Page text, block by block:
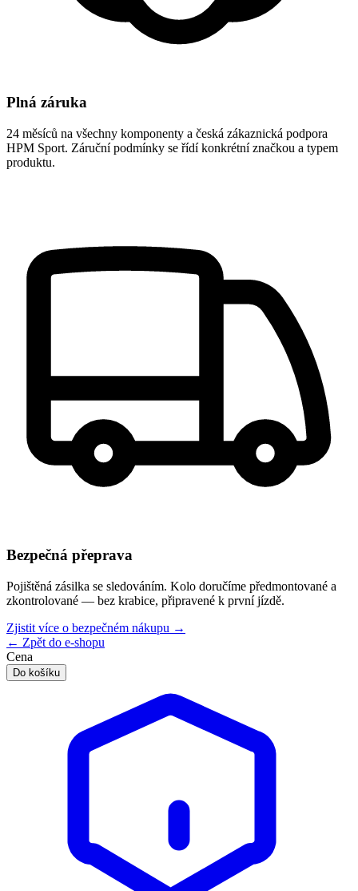
Plná záruka
24 měsíců na všechny komponenty a česká zákaznická podpora
HPM Sport. Záruční podmínky se řídí konkrétní značkou a typem
produktu.
Bezpečná přeprava
Pojištěná zásilka se sledováním. Kolo doručíme předmontované a
zkontrolované — bez krabice, připravené k první jízdě.
Zjistit více o bezpečném nákupu →
← Zpět do e-shopu
Cena
Do košíku